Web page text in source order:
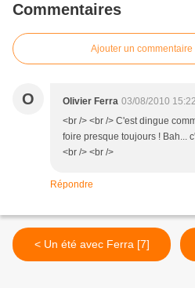
Commentaires
Ajouter un commentaire
O Olivier Ferra 03/08/2010 15:22
<br /> <br /> C'est dingue
foire presque toujours ! Bah...
<br /> <br />
Répondre
< Un été avec Ferra [7]